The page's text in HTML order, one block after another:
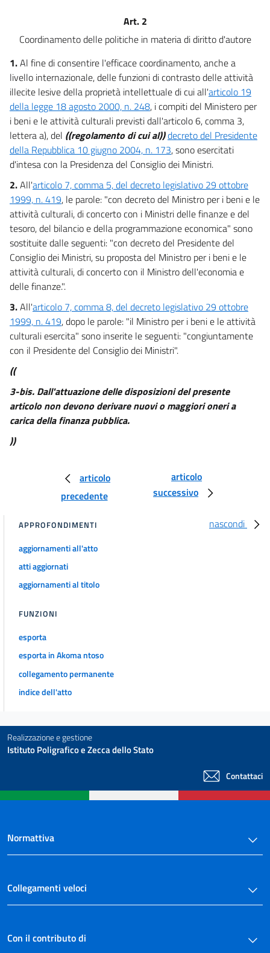
Art. 2
Coordinamento delle politiche in materia di diritto d'autore
1.Al fine di consentire l'efficace coordinamento, anche a
livello internazionale, delle funzioni di contrasto delle attività
illecite lesive della proprietà intellettuale di cui all'articolo 19
della legge 18 agosto 2000, n. 248, i compiti del Ministero per
i beni e le attività culturali previsti dall'articolo 6, comma 3,
lettera a), del ((regolamento di cui al))decreto del Presidente
della Repubblica 10 giugno 2004, n. 173, sono esercitati
d'intesa con la Presidenza del Consiglio dei Ministri.
2.All'articolo 7, comma 5, del decreto legislativo 29 ottobre
1999, n. 419, le parole: "con decreto del Ministro per i beni e le
attività culturali, di concerto con i Ministri delle finanze e del
tesoro, del bilancio e della programmazione economica" sono
sostituite dalle seguenti: "con decreto del Presidente del
Consiglio dei Ministri, su proposta del Ministro per i beni e le
attività culturali, di concerto con il Ministro dell'economia e
delle finanze.".
3.All'articolo 7, comma 8, del decreto legislativo 29 ottobre
1999, n. 419, dopo le parole: "il Ministro per i beni e le attività
culturali esercita" sono inserite le seguenti: "congiuntamente
con il Presidente del Consiglio dei Ministri".
((
3-bis. Dall'attuazione delle disposizioni del presente
articolo non devono derivare nuovi o maggiori oneri a
carica della finanza pubblica.
))
articolo
precedente
articolo
successivo
nascondi
APPROFONDIMENTI
aggiornamenti all'atto
atti aggiornati
aggiornamenti al titolo
FUNZIONI
esporta
esporta in Akoma ntoso
collegamento permanente
indice dell'atto
Realizzazione e gestione
Istituto Poligrafico e Zecca dello Stato
Contattaci
Normattiva
Collegamenti veloci
Con il contributo di